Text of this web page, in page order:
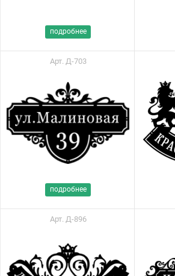
подробнее
Арт. Д-703
подробнее
Арт. Д-896